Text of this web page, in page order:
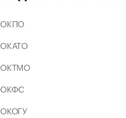
ОКПО
ОКАТО
ОКТМО
ОКФС
ОКОГУ